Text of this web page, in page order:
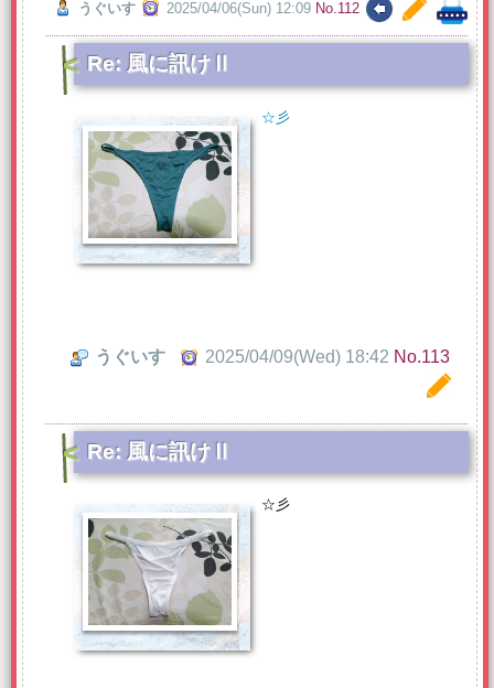
うぐいす 2025/04/06(Sun) 12:09 No.112
Re: 風に訊けⅡ
☆彡
うぐいす 2025/04/09(Wed) 18:42 No.113
Re: 風に訊けⅡ
☆彡